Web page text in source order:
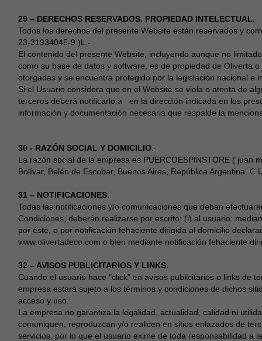
29 – DERECHOS RESERVADOS. PROPIEDAD INTELECTUAL.
Todos los derechos del presente Website están reservados y
23-31934045-9 )L.-
El contenido del presente Website, incluyendo aunque no
como su base de datos y software, es de propiedad de Oliverta
otorgadas y se encuentra protegido por la legislación nacional e
Si el Usuario considera que en el Website se viola o atenta de
terceros deberá notificarlo a en la dirección indicada en los
información y documentación necesaria que respalde la
30 - RAZÓN SOCIAL Y DOMICILIO.
La razón social de la empresa es PUERCOESPINSTORE ( juan
Bolívar, Belén de Escobar, Buenos Aires, República Argentina.
31 – NOTIFICACIONES.
Todas las notificaciones y/o comunicaciones que deban
Condiciones, deberán realizarse por escrito: (i) al usuario:
por éste, o por notificación fehaciente dirigida al domicilio
www.olivertadeco.com o bien mediante notificación fehaciente
32 – AVISOS PUBLICITARIOS Y LINKS.
Cuando el usuario hace "click" en avisos publicitarios o links de
empresa estará sujeto a los términos y condiciones de dichos
acceso y uso.
La empresa no garantiza la legalidad, actualidad, calidad ni
comuniquen, reproduzcan y/o realicen en sitios enlazados de
servicios, por lo que el usuario exime de toda responsabilidad a